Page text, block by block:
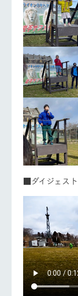
■ダイジェスト